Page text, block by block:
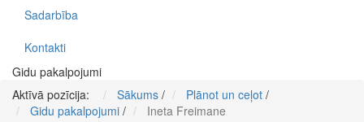
Sadarbība
Kontakti
Gidu pakalpojumi
Aktīvā pozīcija:
Sākums / Plānot un ceļot /
Gidu pakalpojumi / Ineta Freimane